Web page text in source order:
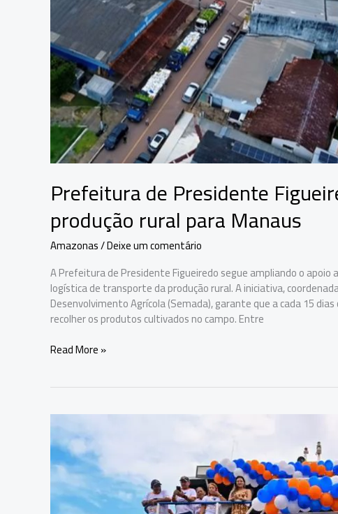
Prefeitura de Presidente
produção rural para Manaus
Amazonas/Deixe um comentário
A Prefeitura de Presidente Figueiredo segue ampliando o
logística de transporte da produção rural. A iniciativa,
Desenvolvimento Agrícola (Semada), garante que a cada 15
recolher os produtos cultivados no campo. Entre
Prefeitura
reforça
transporte
da
produção
rural
para
Manaus
Read More »